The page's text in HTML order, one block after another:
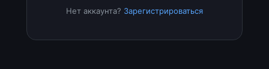
Нет аккаунта? Зарегистрироваться